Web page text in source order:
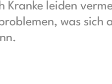
Kranke leiden
was sich